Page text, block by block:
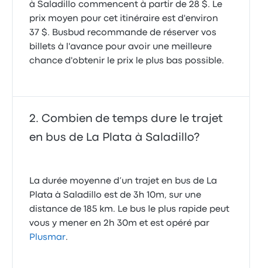
à Saladillo commencent à partir de 28 $. Le
prix moyen pour cet itinéraire est d'environ
37 $. Busbud recommande de réserver vos
billets à l'avance pour avoir une meilleure
chance d'obtenir le prix le plus bas possible.
Combien de temps dure le trajet
en bus de La Plata à Saladillo?
La durée moyenne d’un trajet en bus de La
Plata à Saladillo est de 3h 10m, sur une
distance de 185 km. Le bus le plus rapide peut
vous y mener en 2h 30m et est opéré par
Plusmar.